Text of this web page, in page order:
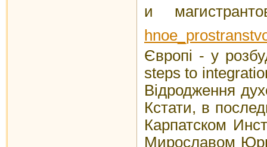
и
Європі - у
steps to
Відродження
Кстати, в
Карпатском
Мирославом